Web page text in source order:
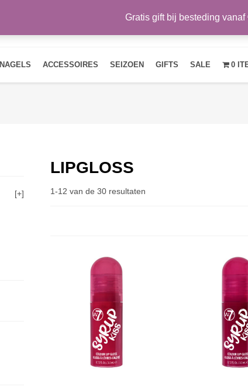
OVER ONS NIEUWS
NAGELS ACCESSOIRES SEIZOEN GIFTS SALE 0
[+]
LIPGLOSS
1-12 van de 30 resultaten
Gratis gift bij besteding vanaf